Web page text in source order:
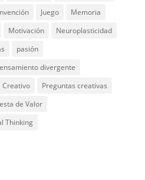
Juego
Memoria
Motivación
Neuroplasticidad
pasión
divergente
Creativo
Preguntas creativas
de Valor
Thinking